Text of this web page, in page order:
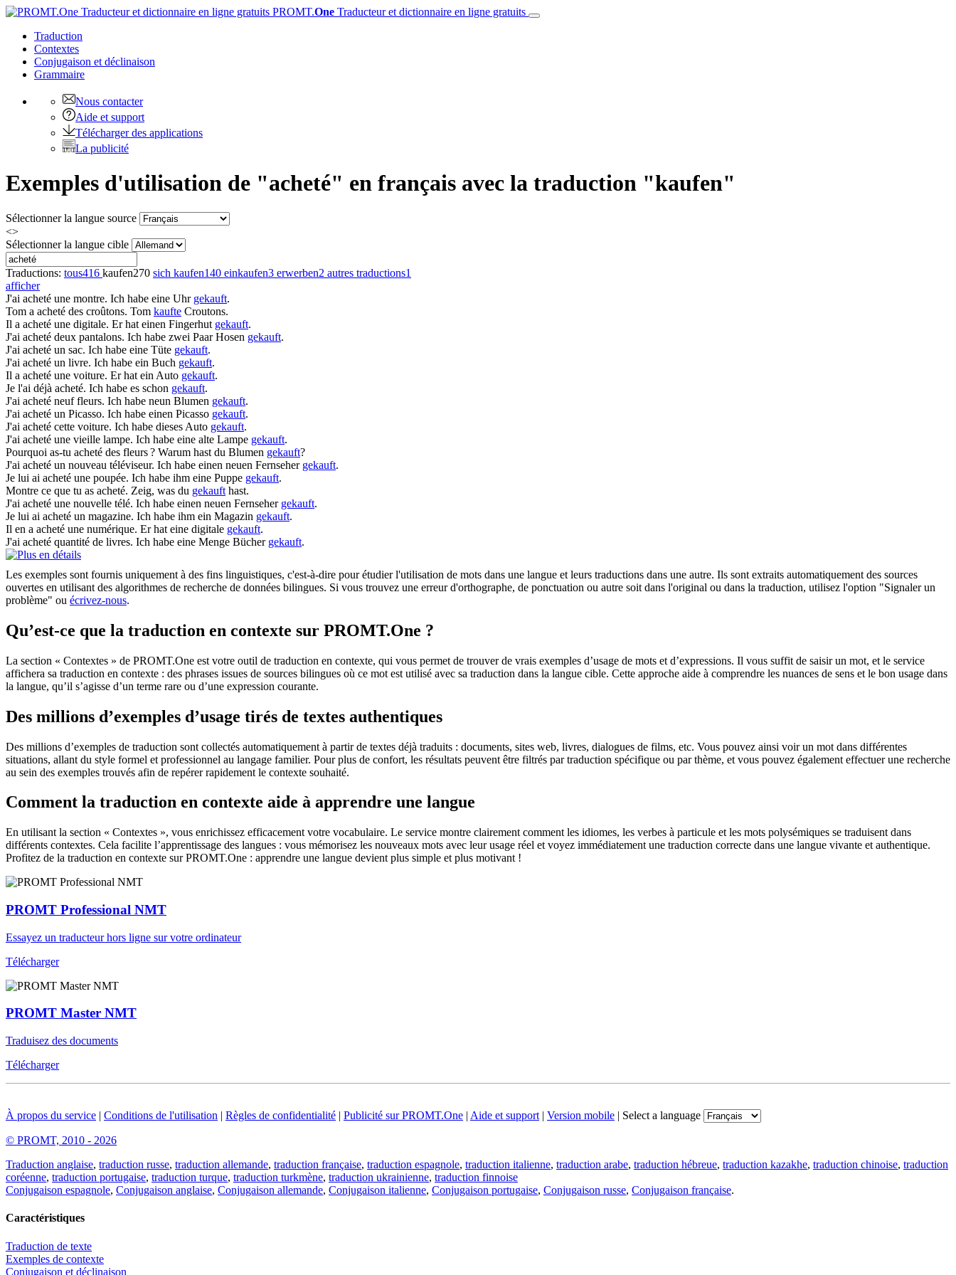
PROMT.One Traducteur et dictionnaire en ligne gratuits
Traduction
Contextes
Conjugaison et déclinaison
Grammaire
Nous contacter
Aide et support
Télécharger des applications
La publicité
Exemples d'utilisation de "acheté" en français avec la traduction "kaufen"
Sélectionner la langue source
<>
Sélectionner la langue cible
Traductions: tous416 kaufen270 sich kaufen140 einkaufen3 erwerben2 autres traductions1
afficher
J'ai acheté une montre. Ich habe eine Uhr gekauft.
Tom a acheté des croûtons. Tom kaufte Croutons.
Il a acheté une digitale. Er hat einen Fingerhut gekauft.
J'ai acheté deux pantalons. Ich habe zwei Paar Hosen gekauft.
J'ai acheté un sac. Ich habe eine Tüte gekauft.
J'ai acheté un livre. Ich habe ein Buch gekauft.
Il a acheté une voiture. Er hat ein Auto gekauft.
Je l'ai déjà acheté. Ich habe es schon gekauft.
J'ai acheté neuf fleurs. Ich habe neun Blumen gekauft.
J'ai acheté un Picasso. Ich habe einen Picasso gekauft.
J'ai acheté cette voiture. Ich habe dieses Auto gekauft.
J'ai acheté une vieille lampe. Ich habe eine alte Lampe gekauft.
Pourquoi as-tu acheté des fleurs ? Warum hast du Blumen gekauft?
J'ai acheté un nouveau téléviseur. Ich habe einen neuen Fernseher gekauft.
Je lui ai acheté une poupée. Ich habe ihm eine Puppe gekauft.
Montre ce que tu as acheté. Zeig, was du gekauft hast.
J'ai acheté une nouvelle télé. Ich habe einen neuen Fernseher gekauft.
Je lui ai acheté un magazine. Ich habe ihm ein Magazin gekauft.
Il en a acheté une numérique. Er hat eine digitale gekauft.
J'ai acheté quantité de livres. Ich habe eine Menge Bücher gekauft.
Les exemples sont fournis uniquement à des fins linguistiques, c'est-à-dire pour étudier l'utilisation de mots dans une langue et leurs traductions dans une autre. Ils sont extraits automatiquement des sources
ouvertes en utilisant des algorithmes de recherche de données bilingues. Si vous trouvez une erreur d'orthographe, de ponctuation ou autre soit dans l'original ou dans la traduction, utilisez l'option "Signaler un
problème" ou écrivez-nous.
Qu’est-ce que la traduction en contexte sur PROMT.One ?
La section « Contextes » de PROMT.One est votre outil de traduction en contexte, qui vous permet de trouver de vrais exemples d’usage de mots et d’expressions. Il vous suffit de saisir un mot, et le service
affichera sa traduction en contexte : des phrases issues de sources bilingues où ce mot est utilisé avec sa traduction dans la langue cible. Cette approche aide à comprendre les nuances de sens et le bon usage dans
la langue, qu’il s’agisse d’un terme rare ou d’une expression courante.
Des millions d’exemples d’usage tirés de textes authentiques
Des millions d’exemples de traduction sont collectés automatiquement à partir de textes déjà traduits : documents, sites web, livres, dialogues de films, etc. Vous pouvez ainsi voir un mot dans différentes
situations, allant du style formel et professionnel au langage familier. Pour plus de confort, les résultats peuvent être filtrés par traduction spécifique ou par thème, et vous pouvez également effectuer une recherche
au sein des exemples trouvés afin de repérer rapidement le contexte souhaité.
Comment la traduction en contexte aide à apprendre une langue
En utilisant la section « Contextes », vous enrichissez efficacement votre vocabulaire. Le service montre clairement comment les idiomes, les verbes à particule et les mots polysémiques se traduisent dans
différents contextes. Cela facilite l’apprentissage des langues : vous mémorisez les nouveaux mots avec leur usage réel et voyez immédiatement une traduction correcte dans une langue vivante et authentique.
Profitez de la traduction en contexte sur PROMT.One : apprendre une langue devient plus simple et plus motivant !
PROMT Professional NMT
Essayez un traducteur hors ligne sur votre ordinateur
Télécharger
PROMT Master NMT
Traduisez des documents
Télécharger
À propos du service | Conditions de l'utilisation | Règles de confidentialité | Publicité sur PROMT.One | Aide et support | Version mobile | Select a language
© PROMT, 2010 - 2026
Traduction anglaise, traduction russe, traduction allemande, traduction française, traduction espagnole, traduction italienne, traduction arabe, traduction hébreue, traduction kazakhe, traduction chinoise, traduction
coréenne, traduction portugaise, traduction turque, traduction turkmène, traduction ukrainienne, traduction finnoise
Conjugaison espagnole, Conjugaison anglaise, Conjugaison allemande, Conjugaison italienne, Conjugaison portugaise, Conjugaison russe, Conjugaison française.
Caractéristiques
Traduction de texte
Exemples de contexte
Conjugaison et déclinaison